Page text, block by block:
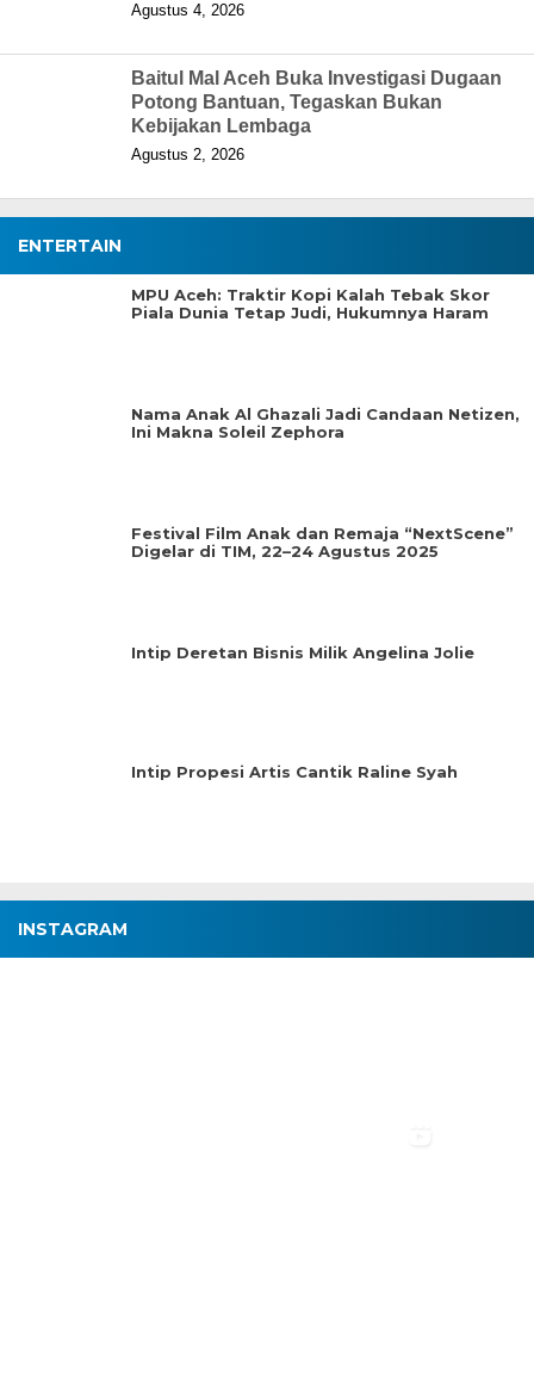
Agustus 4, 2026
Baitul Mal Aceh Buka Investigasi Dugaan
Potong Bantuan, Tegaskan Bukan
Kebijakan Lembaga
Agustus 2, 2026
ENTERTAIN
MPU Aceh: Traktir Kopi Kalah Tebak Skor
Piala Dunia Tetap Judi, Hukumnya Haram
Nama Anak Al Ghazali Jadi Candaan Netizen,
Ini Makna Soleil Zephora
Festival Film Anak dan Remaja “NextScene”
Digelar di TIM, 22–24 Agustus 2025
Intip Deretan Bisnis Milik Angelina Jolie
Intip Propesi Artis Cantik Raline Syah
INSTAGRAM